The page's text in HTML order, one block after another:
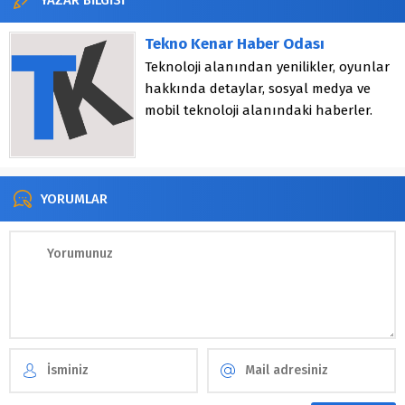
Tekno Kenar Haber Odası
Teknoloji alanından yenilikler, oyunlar
hakkında detaylar, sosyal medya ve
mobil teknoloji alanındaki haberler.
YORUMLAR